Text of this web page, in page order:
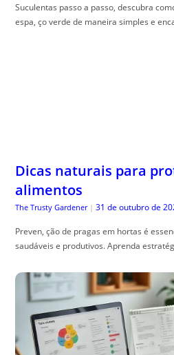
Suculentas passo a passo, descubra
espa, ço verde de maneira simples e
Dicas naturais para
alimentos
The Trusty Gardener | 31 de outubro de
Preven, ção de pragas em hortas é
saudáveis e produtivos. Aprenda